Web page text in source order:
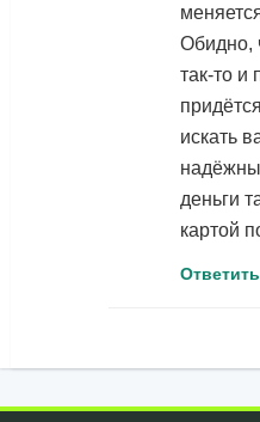
Обидно,
так-то и
искать
деньги
картой
Ответить